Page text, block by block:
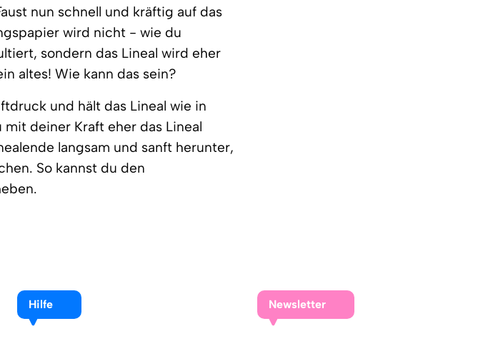
nun schnell und kräftig auf das
wird nicht - wie du
sondern das Lineal wird eher
altes! Wie kann das sein?
und hält das Lineal wie in
deiner Kraft eher das Lineal
langsam und sanft herunter,
So kannst du den
Hilfe Newsletter